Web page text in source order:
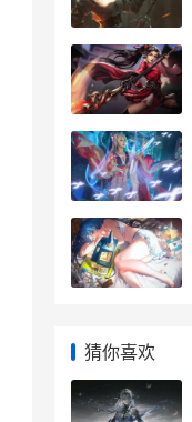
猜你喜欢